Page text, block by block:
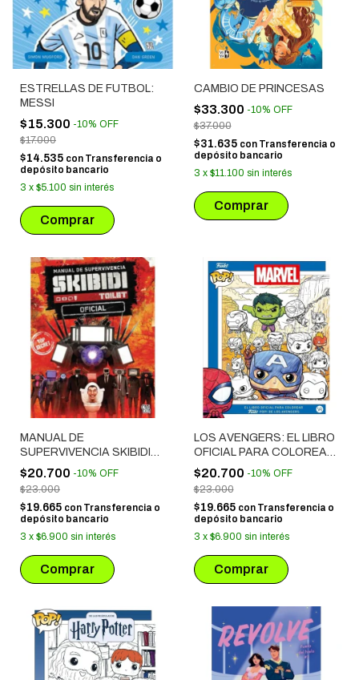
ESTRELLAS DE FUTBOL:
MESSI
$15.300 -10% OFF
$17.000
$14.535 con Transferencia o
depósito bancario
3 x $5.100 sin interés
CAMBIO DE PRINCESAS
$33.300 -10% OFF
$37.000
$31.635 con Transferencia o
depósito bancario
3 x $11.100 sin interés
MANUAL DE
SUPERVIVENCIA SKIBIDI
TOILET OFICIAL
$20.700 -10% OFF
$23.000
$19.665 con Transferencia o
depósito bancario
3 x $6.900 sin interés
LOS AVENGERS: EL LIBRO
OFICIAL PARA COLOREAR
FUNKO POP
$20.700 -10% OFF
$23.000
$19.665 con Transferencia o
depósito bancario
3 x $6.900 sin interés